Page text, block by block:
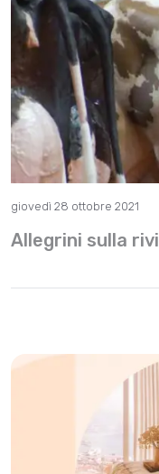
giovedì 28 ottobre 2021
Allegrini sulla